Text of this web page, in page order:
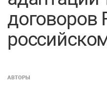
договоров
АВТОРЫ